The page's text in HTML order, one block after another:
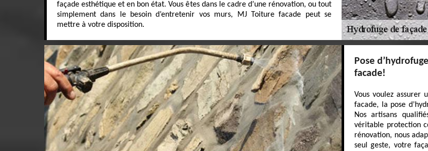
façade esthétique et en bon état. Vous êtes dans le cadre d’une rénovation, ou tout
simplement dans le besoin d’entretenir vos murs, MJ Toiture facade peut se
mettre à votre disposition.
Pose
facade!
Vous voulez assurer
facade, la pose
Nos artisans
véritable protection
rénovation, nous
seul geste, votre